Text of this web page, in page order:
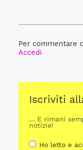
Per commentare
Accedi
Iscriviti
... E rimani
notizie!
Ho letto e